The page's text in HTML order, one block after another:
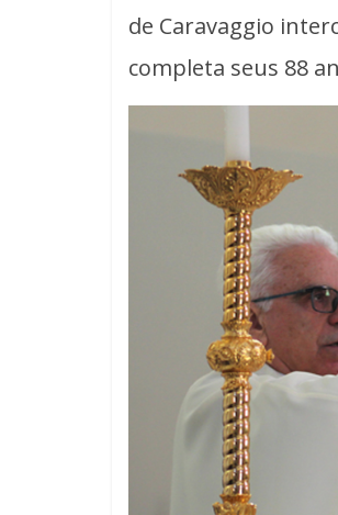
de Caravaggio
completa seus 88